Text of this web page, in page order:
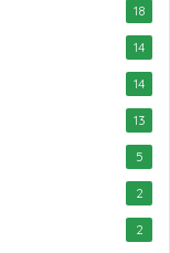
18
14
14
13
5
2
2